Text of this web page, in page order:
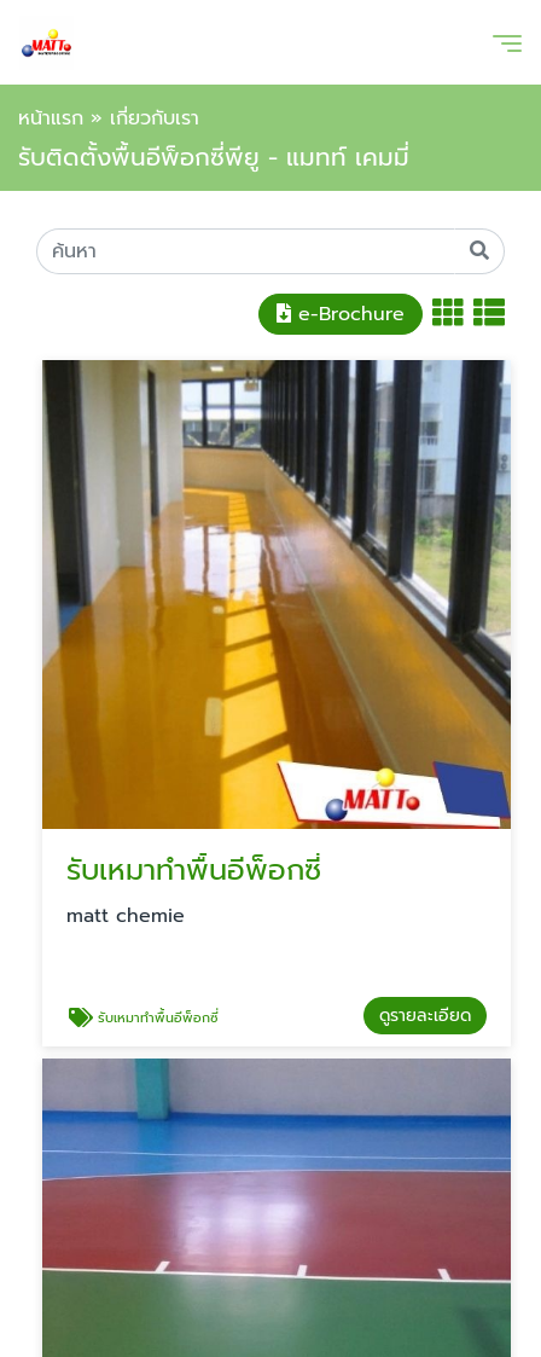
หน้าแรก » เกี่ยวกับเรา
รับติดตั้งพื้นอีพ็อกซี่พียู - แมทท์ เคมมี่
e-Brochure
รับเหมาทำพื้นอีพ็อกซี่
matt chemie
รับเหมาทำพื้นอีพ็อกซี่ ดูรายละเอียด